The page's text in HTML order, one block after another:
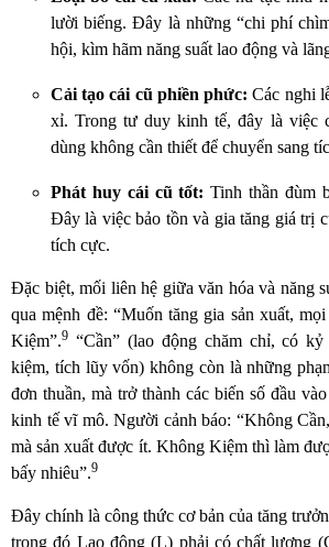
lười biếng. Đây là những “chi phí
hội, kìm hãm năng suất lao động và
Cải tạo cái cũ phiền phức: Các nghi
xỉ. Trong tư duy kinh tế, đây là việc
dùng không cần thiết để chuyển sang
Phát huy cái cũ tốt: Tinh thần đùm
Đây là việc bảo tồn và gia tăng giá trị
tích cực.
Đặc biệt, mối liên hệ giữa văn hóa và năng
qua mệnh đề: “Muốn tăng gia sản xuất,
Kiệm”.9 “Cần” (lao động chăm chỉ, có
kiệm, tích lũy vốn) không còn là những
đơn thuần, mà trở thành các biến số đầu
kinh tế vĩ mô. Người cảnh báo: “Không
mà sản xuất được ít. Không Kiệm thì làm
bấy nhiêu”.9
Đây chính là công thức cơ bản của tăng
trong đó Lao động (L) phải có chất lượng